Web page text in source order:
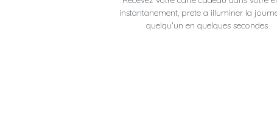
instantanement, prete a illuminer la
quelqu'un en quelques secondes